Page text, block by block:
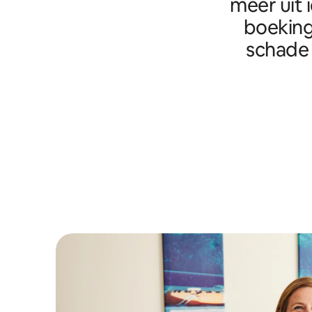
meer uit